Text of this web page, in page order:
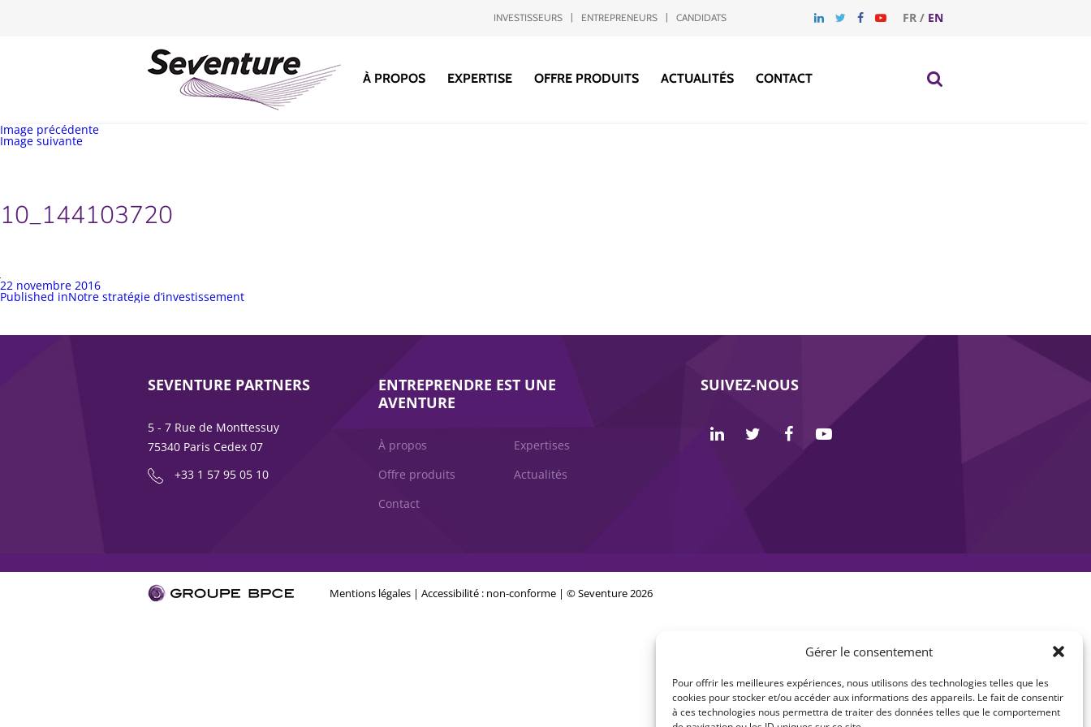
Gérer le consentement
Pour offrir les meilleures expériences, nous utilisons des technologies telles que les
cookies pour stocker et/ou accéder aux informations des appareils. Le fait de consentir
à ces technologies nous permettra de traiter des données telles que le comportement
FR / EN
INVESTISSEURS ENTREPRENEURS CANDIDATS
À PROPOS EXPERTISE OFFRE PRODUITS ACTUALITÉS CONTACT
Image précédente
Image suivante
10_144103720
Publié
sur
22 novembre 2016
Navigation
Published inNotre stratégie d’investissement
SEVENTURE PARTNERS
5 - 7 Rue de Monttessuy
75340 Paris Cedex 07
+33 1 57 95 05 10
ENTREPRENDRE EST UNE
AVENTURE
À propos
Expertises
Offre produits
Actualités
Contact
SUIVEZ-NOUS
Mentions légales |Accessibilité : non-conforme | © Seventure 2026